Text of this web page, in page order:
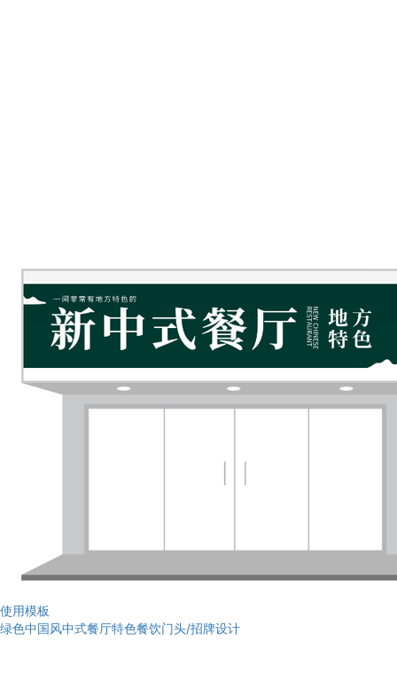
使用模板
绿色中国风中式餐厅特色餐饮门头/招牌设计